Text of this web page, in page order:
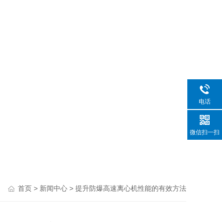
首页 > 新闻中心 > 提升防爆高速离心机性能的有效方法
电话
微信扫一扫